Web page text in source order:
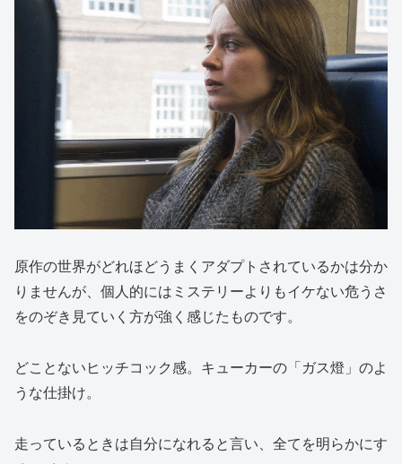
原作の世界がどれほどうまくアダプトされているかは分か
りませんが、個人的にはミステリーよりもイケない危うさ
をのぞき見ていく方が強く感じたものです。
どことないヒッチコック感。キューカーの「ガス燈」のよ
うな仕掛け。
走っているときは自分になれると言い、全てを明らかにす